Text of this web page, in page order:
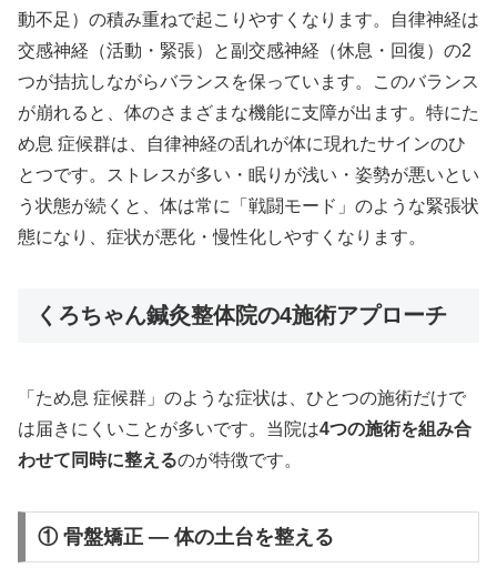
動不足）の積み重ねで起こりやすくなります。自律神経は
交感神経（活動・緊張）と副交感神経（休息・回復）の2
つが拮抗しながらバランスを保っています。このバランス
が崩れると、体のさまざまな機能に支障が出ます。特にた
め息 症候群は、自律神経の乱れが体に現れたサインのひ
とつです。ストレスが多い・眠りが浅い・姿勢が悪いとい
う状態が続くと、体は常に「戦闘モード」のような緊張状
態になり、症状が悪化・慢性化しやすくなります。
くろちゃん鍼灸整体院の4施術アプローチ
「ため息 症候群」のような症状は、ひとつの施術だけで
は届きにくいことが多いです。当院は4つの施術を組み合
わせて同時に整えるのが特徴です。
① 骨盤矯正 — 体の土台を整える